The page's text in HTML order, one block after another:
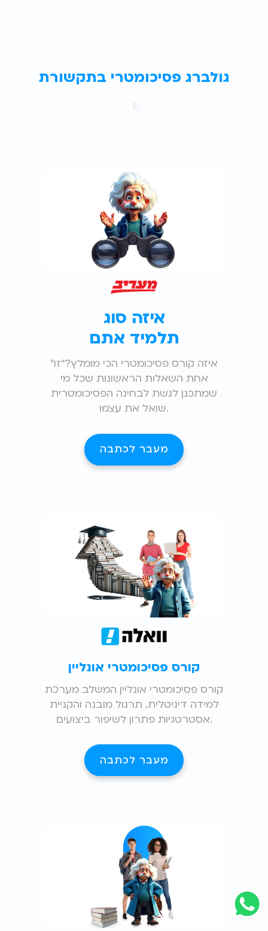
גולברג פסיכומטרי בתקשורת
איזה סוג
תלמיד אתם
"איזה קורס פסיכומטרי הכי מומלץ?"זו
אחת השאלות הראשונות שכל מי
שמתכנן לגשת לבחינה הפסיכומטרית
שואל את עצמו.
מעבר לכתבה
קורס פסיכומטרי אונליין
קורס פסיכומטרי אונליין המשלב מערכת
למידה דיגיטלית, תרגול מובנה והקניית
אסטרטגיות פתרון לשיפור ביצועים.
מעבר לכתבה